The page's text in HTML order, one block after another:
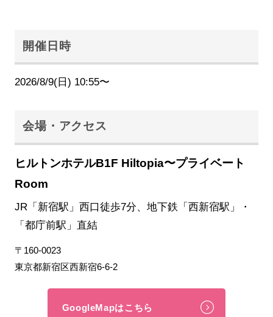
開催日時
2026/8/9(日) 10:55〜
会場・アクセス
ヒルトンホテルB1F Hiltopia〜プライベート
Room
JR「新宿駅」西口徒歩7分、地下鉄「西新宿駅」・
「都庁前駅」直結
〒160-0023
東京都新宿区西新宿6-6-2
GoogleMapはこちら